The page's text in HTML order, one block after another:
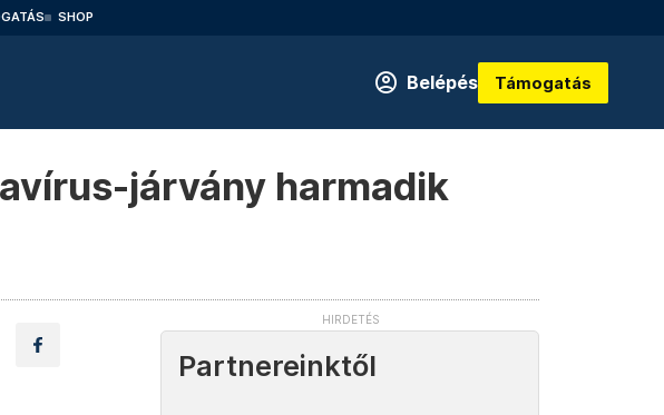
SHOP
Belépés Támogatás
járvány harmadik
Partnereinktől